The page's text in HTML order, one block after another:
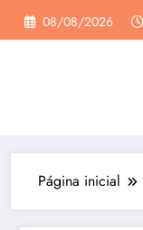
Pular
para
08/08/2026
Página inicial